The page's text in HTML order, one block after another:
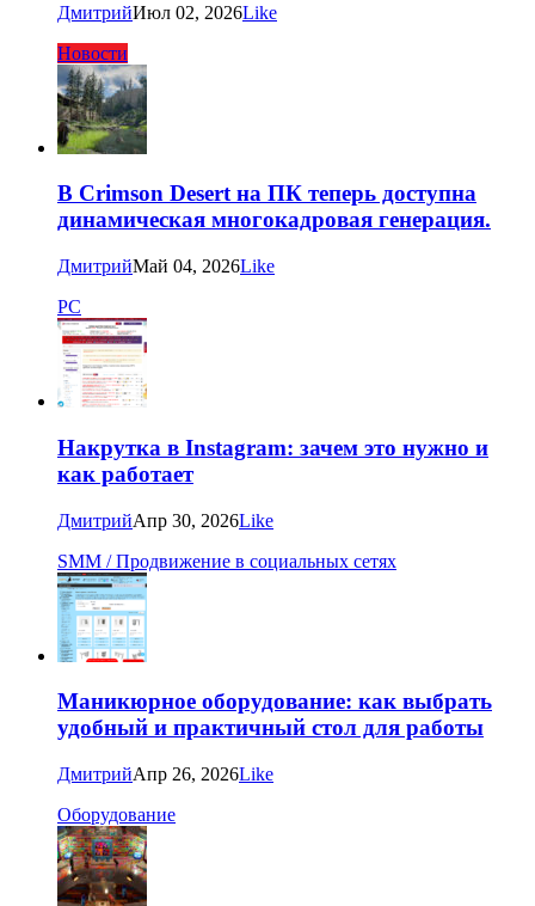
ДмитрийИюл 02, 2026Like
Новости
В Crimson Desert на ПК теперь доступна
динамическая многокадровая генерация.
ДмитрийМай 04, 2026Like
PC
Накрутка в Instagram: зачем это нужно и
как работает
ДмитрийАпр 30, 2026Like
SMM / Продвижение в социальных сетях
Маникюрное оборудование: как выбрать
удобный и практичный стол для работы
ДмитрийАпр 26, 2026Like
Оборудование